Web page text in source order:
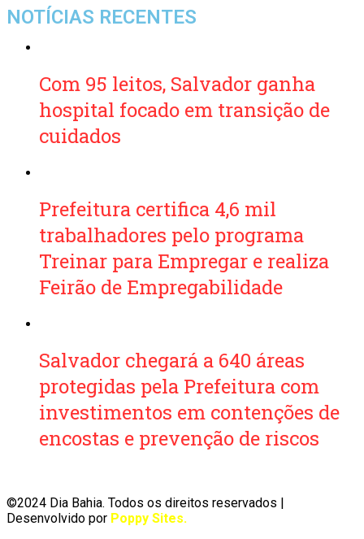
NOTÍCIAS RECENTES
Com 95 leitos, Salvador ganha
hospital focado em transição de
cuidados
Prefeitura certifica 4,6 mil
trabalhadores pelo programa
Treinar para Empregar e realiza
Feirão de Empregabilidade
Salvador chegará a 640 áreas
protegidas pela Prefeitura com
investimentos em contenções de
encostas e prevenção de riscos
©2024 Dia Bahia. Todos os direitos reservados |
Desenvolvido por Poppy Sites.